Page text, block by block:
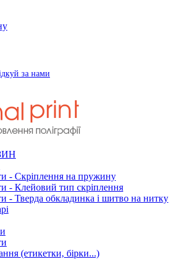
за нами
- Скріплення на пружину
- Клейовий тип скріплення
- Тверда обкладинка і шитво на нитку
(етикетки, бірки...)